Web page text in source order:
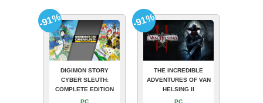
DIGIMON STORY
CYBER SLEUTH:
COMPLETE EDITION
-91%
THE INCREDIBLE
ADVENTURES OF VAN
HELSING II
-91%